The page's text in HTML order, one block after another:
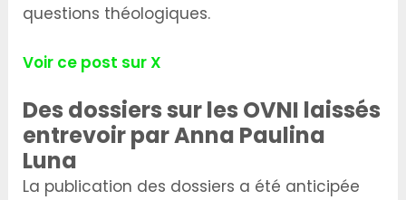
questions théologiques.
Voir ce post sur X
Des dossiers sur les OVNI laissés
entrevoir par Anna Paulina
Luna
La publication des dossiers a été anticipée